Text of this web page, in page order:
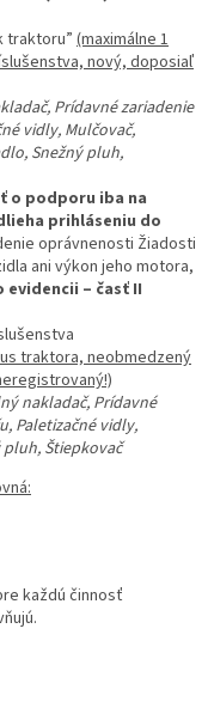
traktoru”(maximálne 1
nový, doposiaľ
Prídavné zariadenie
vidly, Mulčovač,
Snežný pluh,
o podporu iba na
prihláseniu do
oprávnenosti Žiadosti
ani výkon jeho motora,
evidencii – časť II
traktora, neobmedzený
nakladač, Prídavné
Paletizačné vidly,
Štiepkovač
každú činnosť